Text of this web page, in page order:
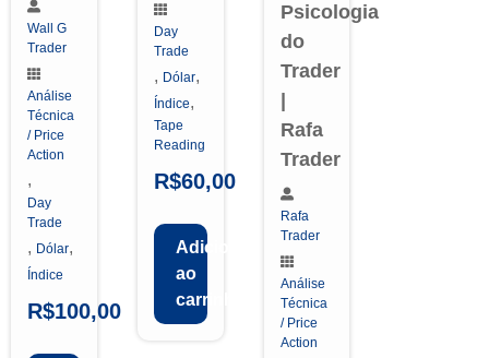
Wall G
Trader
Análise
Técnica
/ Price
Action
,
Day
Trade
, Dólar,
Índice
R$100,00
Day
Trade
, Dólar,
Índice,
Tape
Reading
R$60,00
Adicionar
ao
carrinho
Psicologia
do
Trader
Rafa
Trader
Rafa
Trader
Análise
Técnica
/ Price
Action